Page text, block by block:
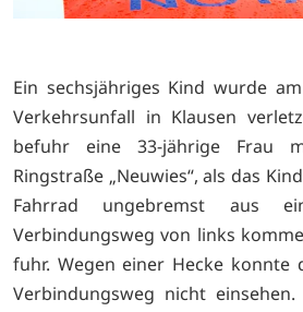
Ein sechsjähriges Kind wurde
Verkehrsunfall in Klausen
befuhr eine 33-jährige Frau
Ringstraße „Neuwies“, als das
Fahrrad ungebremst aus
Verbindungsweg von links
fuhr. Wegen einer Hecke konnte
Verbindungsweg nicht